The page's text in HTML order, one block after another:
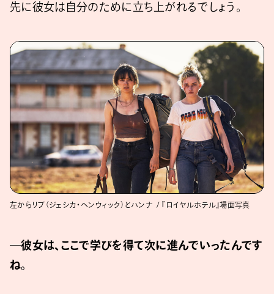
先に彼女は自分のために立ち上がれるでしょう。
左からリブ（ジェシカ・ヘンウィック）とハンナ / 『ロイヤルホテル』場面写真
─彼女は、ここで学びを得て次に進んでいったんです
ね。